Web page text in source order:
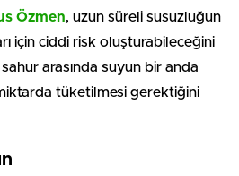
Özmen, uzun süreli susuzluğun
için ciddi risk oluşturabileceğini
arasında suyun bir anda
tüketilmesi gerektiğini